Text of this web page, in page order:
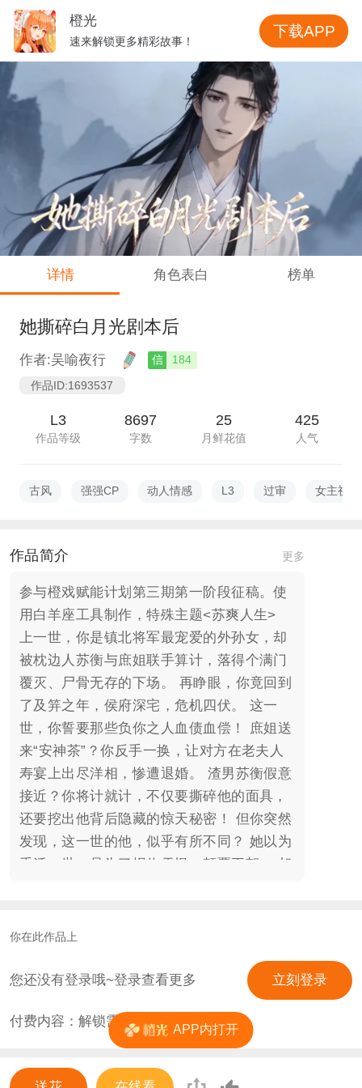
详情 角色表白 榜单
她撕碎白月光剧本后
作者:吴喻夜行 信
184
作品ID:1693537
L3
作品等级
8697
字数
25
月鲜花值
425
人气
古风 强强CP 动人情感 L3 过审 女主视角
作品简介 更多
参与橙戏赋能计划第三期第一阶段征稿。使
用白羊座工具制作，特殊主题<苏爽人生>
上一世，你是镇北将军最宠爱的外孙女，却
被枕边人苏衡与庶姐联手算计，落得个满门
覆灭、尸骨无存的下场。 再睁眼，你竟回到
了及笄之年，侯府深宅，危机四伏。 这一
世，你誓要那些负你之人血债血偿！ 庶姐送
来“安神茶”？你反手一换，让对方在老夫人
寿宴上出尽洋相，惨遭退婚。 渣男苏衡假意
接近？你将计就计，不仅要撕碎他的面具，
还要挖出他背后隐藏的惊天秘密！ 但你突然
发现，这一世的他，似乎有所不同？ 她以为
重活一世，是为了报仇雪恨，颠覆王朝。 却
状元郎，又是南曜的流亡质子；既是你前世
悬崖之上，玉佩合一。 这一世，你要这万里
江山，也要这红尘一人。 哪怕是坠入地狱，
他也得陪着你。 剧本/制作：吴喻夜行 字
你在此作品上
您还没有登录哦~登录查看更多 立刻登录
付费内容：解锁需 0花
橙光
速来解锁更多精彩故事！
下载APP
APP内打开